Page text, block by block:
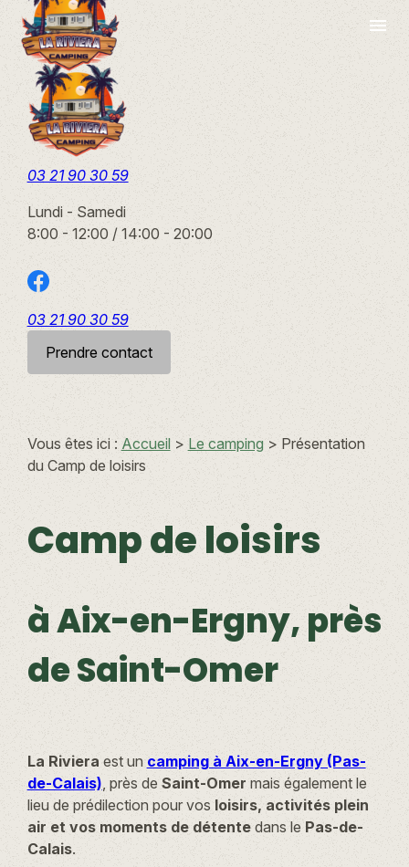
menu
03 21 90 30 59
Lundi - Samedi
8:00 - 12:00 / 14:00 - 20:00
03 21 90 30 59
Prendre contact
Vous êtes ici : Accueil> Le camping > Présentation
du Camp de loisirs
Camp de loisirs
à Aix-en-Ergny, près
de Saint-Omer
La Riviera est un camping à Aix-en-Ergny (Pas-
de-Calais), près de Saint-Omer mais également le
lieu de prédilection pour vos loisirs, activités plein
air et vos moments de détentedans le Pas-de-
Calais.
Panneau de gestion des cookies